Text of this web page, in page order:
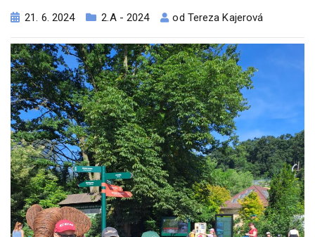
21. 6. 2024 2.A - 2024 od Tereza Kajerová